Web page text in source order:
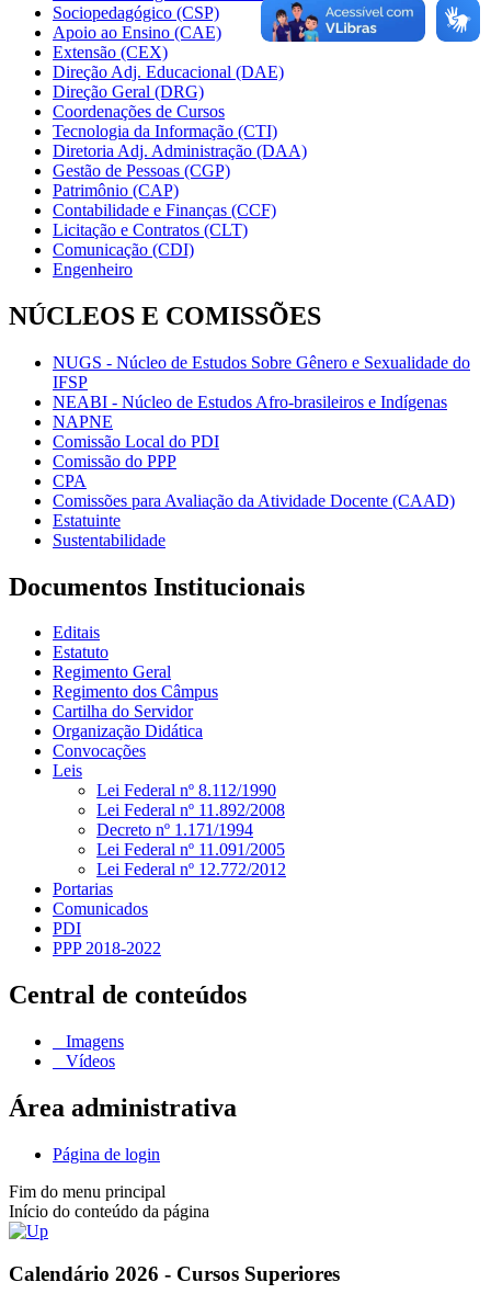
Sociopedagógico (CSP)
Apoio ao Ensino (CAE)
Extensão (CEX)
Direção Adj. Educacional (DAE)
Direção Geral (DRG)
Coordenações de Cursos
Tecnologia da Informação (CTI)
Diretoria Adj. Administração (DAA)
Gestão de Pessoas (CGP)
Patrimônio (CAP)
Contabilidade e Finanças (CCF)
Licitação e Contratos (CLT)
Comunicação (CDI)
Engenheiro
NÚCLEOS E COMISSÕES
NUGS - Núcleo de Estudos Sobre Gênero e Sexualidade do
IFSP
NEABI - Núcleo de Estudos Afro-brasileiros e Indígenas
NAPNE
Comissão Local do PDI
Comissão do PPP
CPA
Comissões para Avaliação da Atividade Docente (CAAD)
Estatuinte
Sustentabilidade
Documentos Institucionais
Editais
Estatuto
Regimento Geral
Regimento dos Câmpus
Cartilha do Servidor
Organização Didática
Convocações
Leis
Lei Federal nº 8.112/1990
Lei Federal nº 11.892/2008
Decreto nº 1.171/1994
Lei Federal nº 11.091/2005
Lei Federal nº 12.772/2012
Portarias
Comunicados
PDI
PPP 2018-2022
Central de conteúdos
Imagens
Vídeos
Área administrativa
Página de login
Fim do menu principal
Início do conteúdo da página
Calendário 2026 - Cursos Superiores